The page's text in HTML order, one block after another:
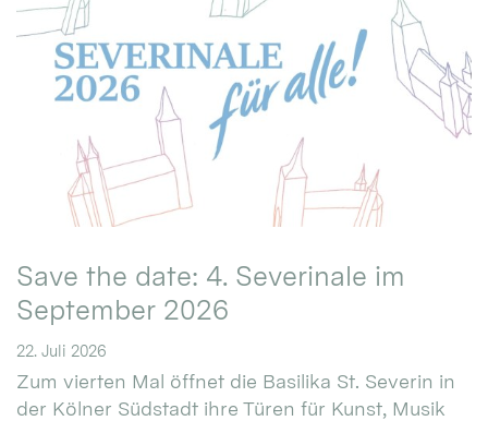
Save the date: 4. Severinale im
September 2026
22. Juli 2026
Zum vierten Mal öffnet die Basilika St. Severin in
der Kölner Südstadt ihre Türen für Kunst, Musik